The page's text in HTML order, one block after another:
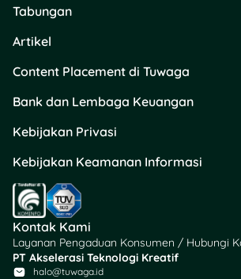
Tabungan
Artikel
Content Placement di Tuwaga
Bank dan Lembaga Keuangan
Kebijakan Privasi
Kebijakan Keamanan Informasi
Kontak Kami
Layanan Pengaduan Konsumen / Hubungi
PT Akselerasi Teknologi Kreatif
halo@tuwaga.id